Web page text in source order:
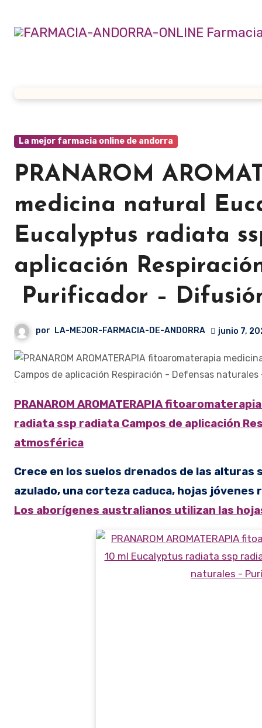
contenido
La mejor farmacia online de andorra
PRANAROM
medicina natural
Eucalyptus radiata
aplicación
Purificador –
por LA-MEJOR-FARMACIA-DE-ANDORRA junio 7,
PRANAROM AROMATERAPIA fitoaromaterapia medicina natural Eucalipto radiata – 10 ml Eucalyptus
radiata ssp radiata Campos de aplicación
atmosférica
Crece en los suelos drenados de las
azulado, una corteza caduca, hojas
Los aborígenes australianos utilizan las